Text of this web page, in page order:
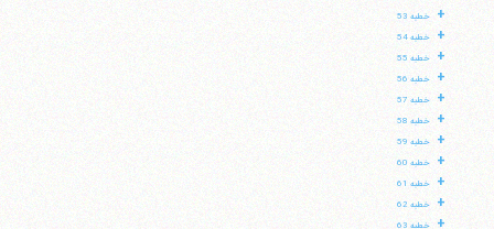
+ خطبه 53
+ خطبه 54
+ خطبه 55
+ خطبه 56
+ خطبه 57
+ خطبه 58
+ خطبه 59
+ خطبه 60
+ خطبه 61
+ خطبه 62
+ خطبه 63